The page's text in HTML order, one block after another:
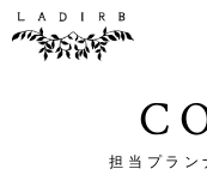
担当プラン